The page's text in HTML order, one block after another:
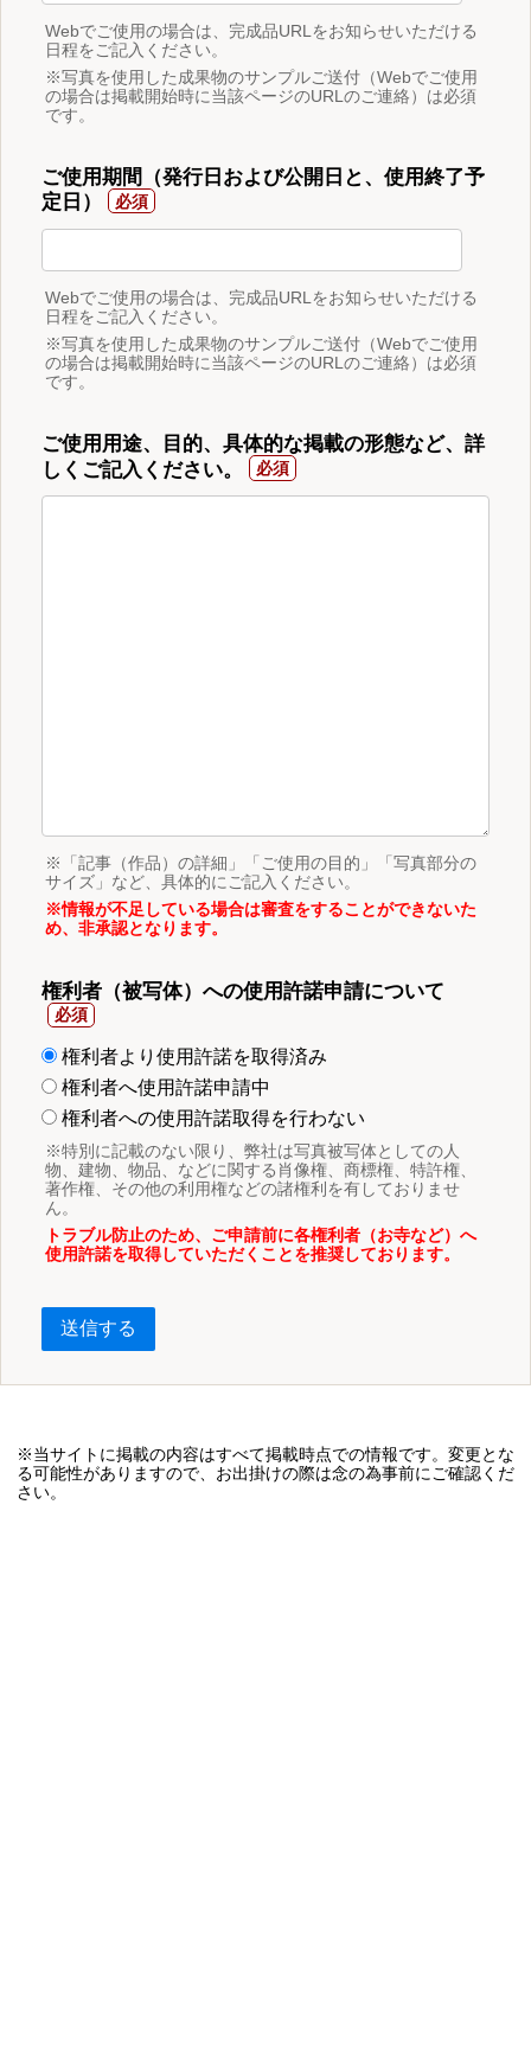
Webでご使用の場合は、完成品URLをお知らせいただける
日程をご記入ください。
※写真を使用した成果物のサンプルご送付（Webでご使用
の場合は掲載開始時に当該ページのURLのご連絡）は必須
です。
ご使用期間（発行日および公開日と、使用終了予
定日）
Webでご使用の場合は、完成品URLをお知らせいただける
日程をご記入ください。
※写真を使用した成果物のサンプルご送付（Webでご使用
の場合は掲載開始時に当該ページのURLのご連絡）は必須
です。
ご使用用途、目的、具体的な掲載の形態など、詳
しくご記入ください。
※「記事（作品）の詳細」「ご使用の目的」「写真部分の
サイズ」など、具体的にご記入ください。
※情報が不足している場合は審査をすることができないた
め、非承認となります。
権利者（被写体）への使用許諾申請について
権利者より使用許諾を取得済み
権利者へ使用許諾申請中
権利者への使用許諾取得を行わない
※特別に記載のない限り、弊社は写真被写体としての人
物、建物、物品、などに関する肖像権、商標権、特許権、
著作権、その他の利用権などの諸権利を有しておりませ
ん。
トラブル防止のため、ご申請前に各権利者（お寺など）へ
使用許諾を取得していただくことを推奨しております。
送信する
※当サイトに掲載の内容はすべて掲載時点での情報です。変更とな
る可能性がありますので、お出掛けの際は念の為事前にご確認くだ
さい。